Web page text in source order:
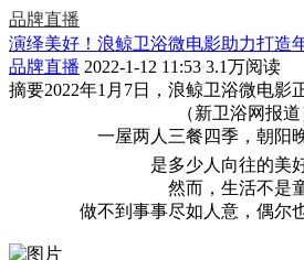
品牌直播
演绎美好！浪鲸卫浴微电影助力打造
品牌直播 2022-1-12 11:53 3.1万阅读
摘要2022年1月7日，浪鲸卫浴微电影
（新卫浴网报道
一屋两人三餐四季，朝阳
是多少人向往的美
然而，生活不是
做不到事事尽如人意，偶尔